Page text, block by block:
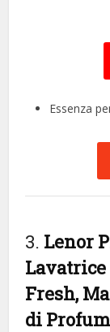
Essenza
3. Lenor
Lavatrice
Fresh,
di